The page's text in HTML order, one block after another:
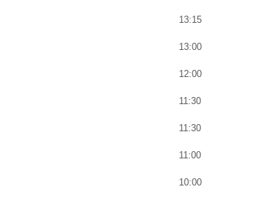
13:15
13:00
12:00
11:30
11:30
11:00
10:00